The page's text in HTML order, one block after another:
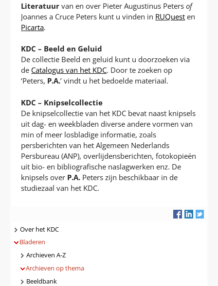
Literatuur van en over Pieter Augustinus Petersof
Joannes a Cruce Peters kunt u vinden in RUQuest en
Picarta.
KDC – Beeld en Geluid
De collectie Beeld en geluid kunt u doorzoeken via
de Catalogus van het KDC. Door te zoeken op
‘Peters, P.A.’ vindt u het bedoelde materiaal.
KDC – Knipselcollectie
De knipselcollectie van het KDC bevat naast knipsels
uit dag- en weekbladen diverse andere vormen van
min of meer losbladige informatie, zoals
persberichten van het Algemeen Nederlands
Persbureau (ANP), overlijdensberichten, fotokopieën
uit bio- en bibliografische naslagwerken enz. De
knipsels over P.A. Peters zijn beschikbaar in de
studiezaal van het KDC.
Navigatie
Over het KDC
Bladeren
Archieven A-Z
Archieven op thema
Beeldbank